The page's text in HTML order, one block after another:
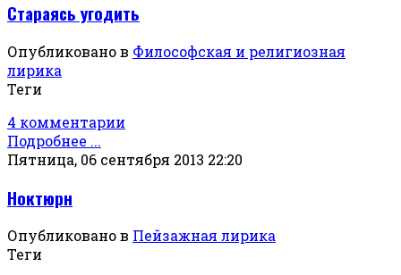
Стараясь угодить
Опубликовано в Философская и религиозная
лирика
Теги
4 комментарии
Подробнее ...
Пятница, 06 сентября 2013 22:20
Ноктюрн
Опубликовано в Пейзажная лирика
Теги